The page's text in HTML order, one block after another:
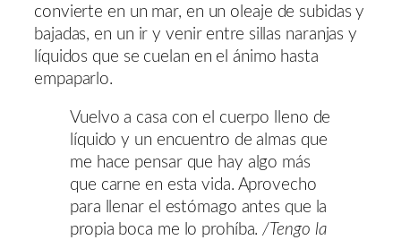
convierte en un mar, en un oleaje de subidas y
bajadas, en un ir y venir entre sillas naranjas y
líquidos que se cuelan en el ánimo hasta
empaparlo.
Vuelvo a casa con el cuerpo lleno de
líquido y un encuentro de almas que
me hace pensar que hay algo más
que carne en esta vida. Aprovecho
para llenar el estómago antes que la
propia boca me lo prohíba./Tengo la